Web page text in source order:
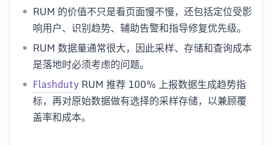
RUM 的价值不只是看页面慢不慢，还包括定位受影
响用户、识别趋势、辅助告警和指导修复优先级。
RUM 数据量通常很大，因此采样、存储和查询成本
是落地时必须考虑的问题。
Flashduty RUM 推荐 100% 上报数据生成趋势指
标，再对原始数据做有选择的采样存储，以兼顾覆
盖率和成本。